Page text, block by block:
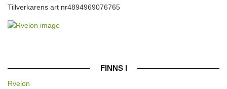
Tillverkarens art nr4894969076765
FINNS I
Rvelon